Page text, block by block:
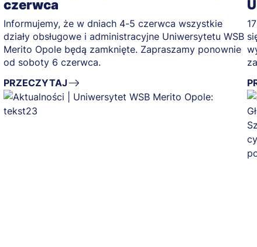
czerwca
Informujemy, że w dniach 4-5 czerwca wszystkie
działy obsługowe i administracyjne Uniwersytetu WSB
Merito Opole będą zamknięte. Zapraszamy ponownie
od soboty 6 czerwca.
PRZECZYTAJ